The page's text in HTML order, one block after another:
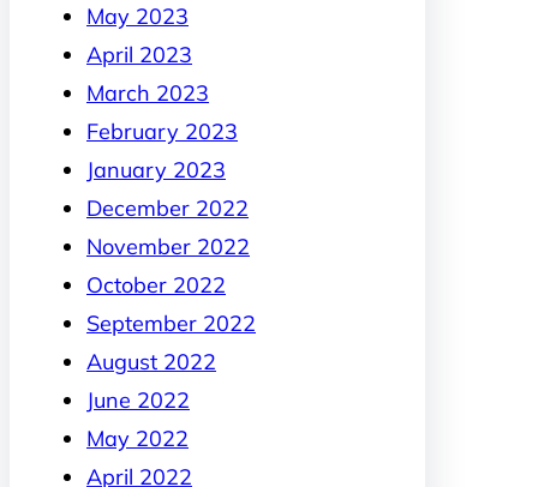
May 2023
April 2023
March 2023
February 2023
January 2023
December 2022
November 2022
October 2022
September 2022
August 2022
June 2022
May 2022
April 2022